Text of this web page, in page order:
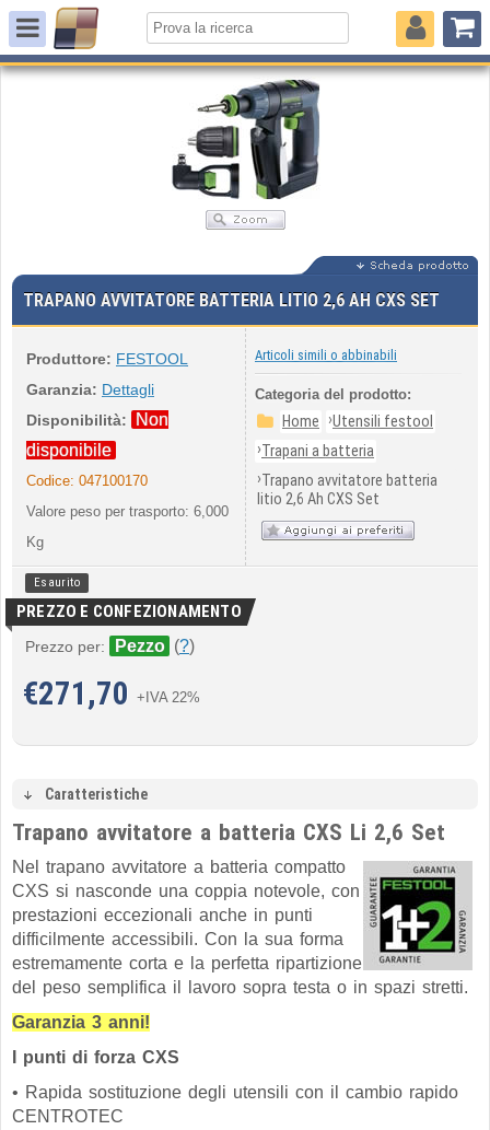
TRAPANO AVVITATORE BATTERIA LITIO 2,6 AH CXS SET
Produttore: FESTOOL
Garanzia: Dettagli
Disponibilità:
Non
disponibile
Codice: 047100170
Valore peso per trasporto: 6,000
Kg
Articoli simili o abbinabili
Categoria del prodotto:
Home ›Utensili festool
›Trapani a batteria
›Trapano avvitatore batteria
litio 2,6 Ah CXS Set
Esaurito
PREZZO E CONFEZIONAMENTO
Prezzo per: Pezzo (?)
€271,70 +IVA 22%
Caratteristiche
Trapano avvitatore a batteria CXS Li 2,6 Set
Nel trapano avvitatore a batteria compatto
CXS si nasconde una coppia notevole, con
prestazioni eccezionali anche in punti
difficilmente accessibili. Con la sua forma
estremamente corta e la perfetta ripartizione
del peso semplifica il lavoro sopra testa o in spazi stretti.
Garanzia 3 anni!
I punti di forza CXS
• Rapida sostituzione degli utensili con il cambio rapido
CENTROTEC